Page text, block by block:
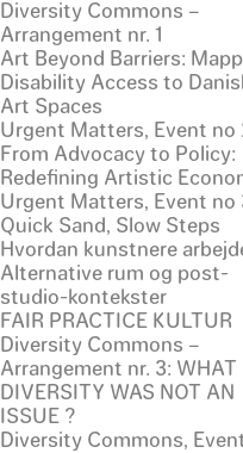
Diversity Commons –
Arrangement nr. 1
Art Beyond Barriers:
Disability Access to
Art Spaces
Urgent Matters, Event no
From Advocacy to Policy:
Redefining Artistic
Urgent Matters, Event no
Quick Sand, Slow Steps
Hvordan kunstnere
Alternative rum og post-
studio-kontekster
FAIR PRACTICE KULTUR
Diversity Commons –
Arrangement nr. 3:
DIVERSITY WAS NOT AN
ISSUE ?
Diversity Commons,